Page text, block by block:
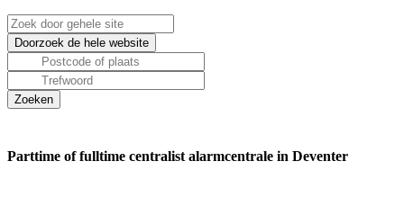
Parttime of fulltime centralist alarmcentrale in Deventer